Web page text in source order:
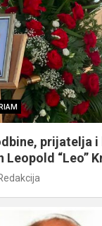
prijatelja i
Leopold “Leo”